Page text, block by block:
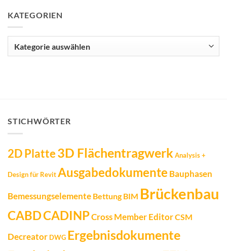
KATEGORIEN
STICHWÖRTER
2D Platte3D Flächentragwerk Analysis +
Design für RevitAusgabedokumente Bauphasen
Bemessungselemente Bettung BIM Brückenbau
CABDCADINPCross Member EditorCSM
Decreator DWG Ergebnisdokumente